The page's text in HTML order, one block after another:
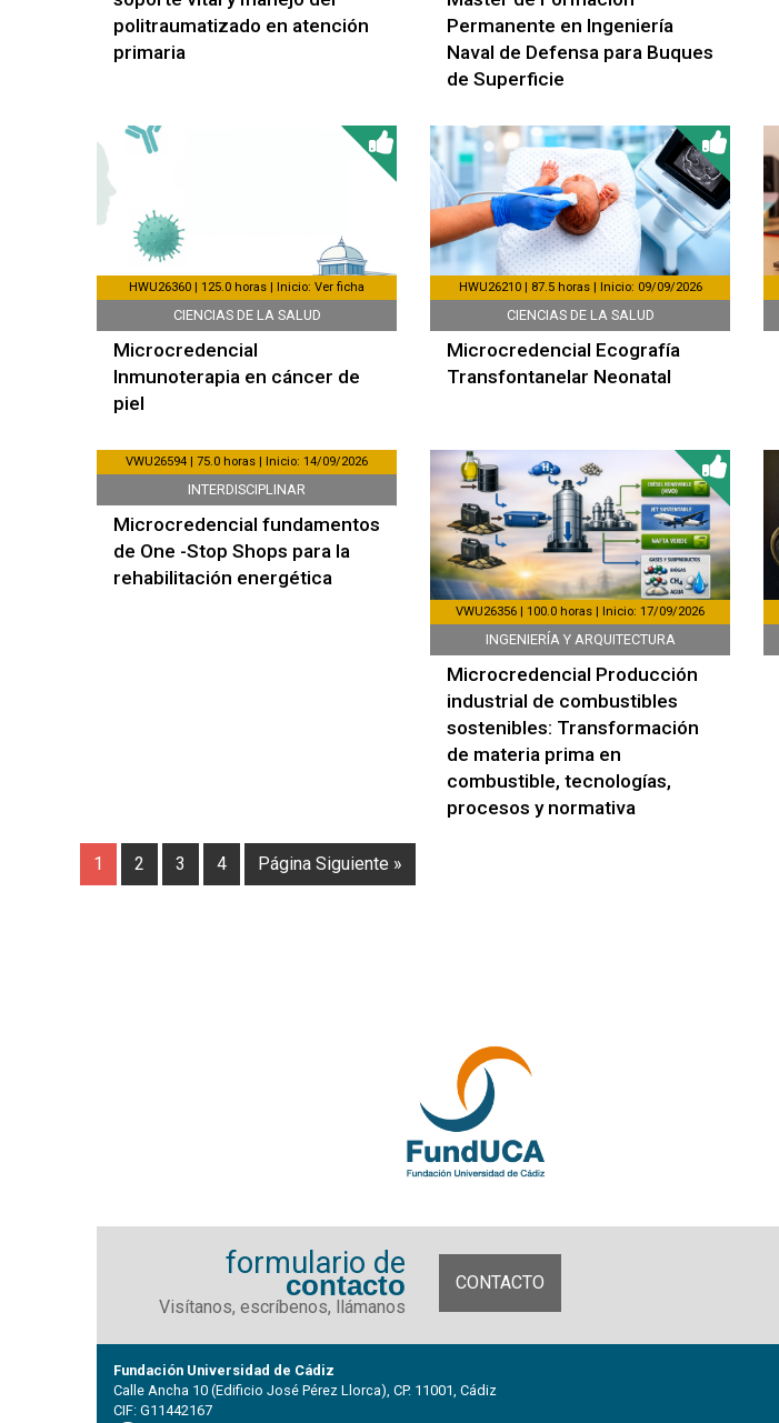
politraumatizado en atención
primaria
Permanente en Ingeniería
Naval de Defensa para Buques
de Superficie
HWU26360 | 125.0 horas | Inicio: Ver ficha
CIENCIAS DE LA SALUD
Microcredencial
Inmunoterapia en cáncer de
piel
HWU26210 | 87.5 horas | Inicio: 09/09/2026
CIENCIAS DE LA SALUD
Microcredencial Ecografía
Transfontanelar Neonatal
VWU26594 | 75.0 horas | Inicio: 14/09/2026
INTERDISCIPLINAR
Microcredencial fundamentos
de One -Stop Shops para la
rehabilitación energética
VWU26356 | 100.0 horas | Inicio: 17/09/2026
INGENIERÍA Y ARQUITECTURA
Microcredencial Producción
industrial de combustibles
sostenibles: Transformación
de materia prima en
combustible, tecnologías,
procesos y normativa
1 2 3 4 Página Siguiente »
formulario de
contacto
Visítanos, escríbenos, llámanos
CONTACTO
Fundación Universidad de Cádiz
Calle Ancha 10 (Edificio José Pérez Llorca), CP. 11001, Cádiz
CIF: G11442167